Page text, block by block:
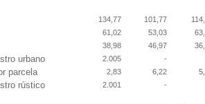
134,77 101,77
61,02 53,03
38,98 46,97
urbano 2.005 -
parcela 2,83 6,22
rústico 2.001 -